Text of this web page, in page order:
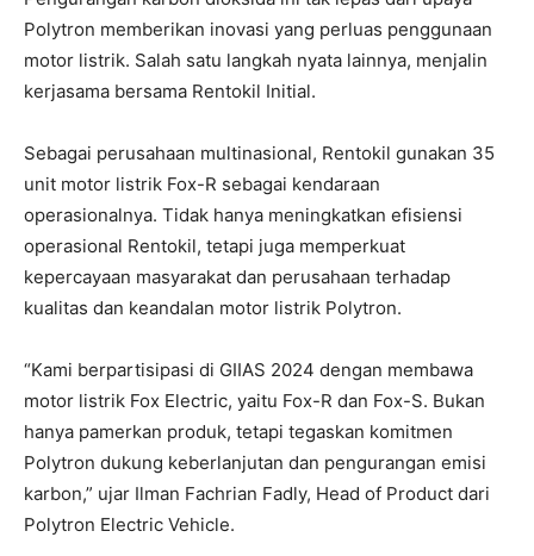
Polytron memberikan inovasi yang perluas penggunaan
motor listrik. Salah satu langkah nyata lainnya, menjalin
kerjasama bersama Rentokil Initial.
Sebagai perusahaan multinasional, Rentokil gunakan 35
unit motor listrik Fox-R sebagai kendaraan
operasionalnya. Tidak hanya meningkatkan efisiensi
operasional Rentokil, tetapi juga memperkuat
kepercayaan masyarakat dan perusahaan terhadap
kualitas dan keandalan motor listrik Polytron.
“Kami berpartisipasi di GIIAS 2024 dengan membawa
motor listrik Fox Electric, yaitu Fox-R dan Fox-S. Bukan
hanya pamerkan produk, tetapi tegaskan komitmen
Polytron dukung keberlanjutan dan pengurangan emisi
karbon,” ujar Ilman Fachrian Fadly, Head of Product dari
Polytron Electric Vehicle.